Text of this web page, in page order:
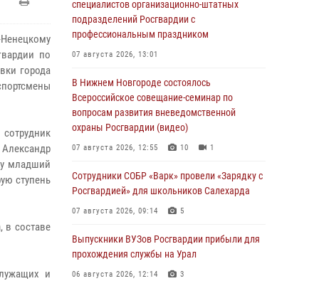
по
города
младший
ступень
в составе
и
специалистов организационно-штатных
подразделений Росгвардии с
профессиональным праздником
07 августа 2026, 13:01
В Нижнем Новгороде состоялось
Всероссийское совещание-семинар по
вопросам развития вневедомственной
охраны Росгвардии (видео)
07 августа 2026, 12:55 10 1
Сотрудники СОБР «Варк» провели «Зарядку с
Росгвардией» для школьников Салехарда
07 августа 2026, 09:14 5
Выпускники ВУЗов Росгвардии прибыли для
прохождения службы на Урал
06 августа 2026, 12:14 3